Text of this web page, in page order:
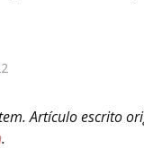
Artículo escrito
.